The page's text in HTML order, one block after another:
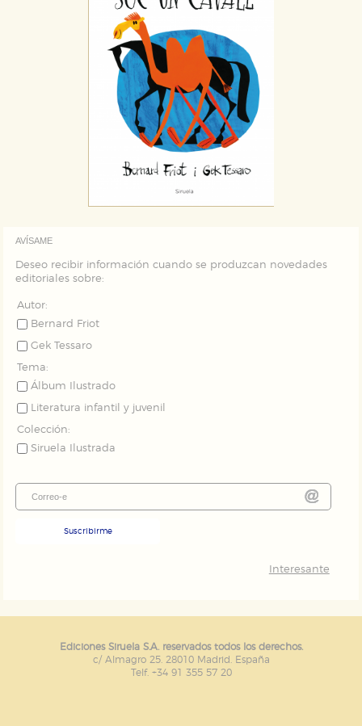
AVÍSAME
Deseo recibir información cuando se produzcan novedades
editoriales sobre:
Autor:
Bernard Friot
Gek Tessaro
Tema:
Álbum Ilustrado
Literatura infantil y juvenil
Colección:
Siruela Ilustrada
Suscribirme
Interesante
Ediciones Siruela S.A. reservados todos los derechos.
c/ Almagro 25. 28010 Madrid. España
Telf. +34 91 355 57 20
que se basan en la identificación única de su
navegador y dispositivo de internet.
GUARDAR CONFIGURACIÓN
Puede consultar nuestrapolítica de cookies